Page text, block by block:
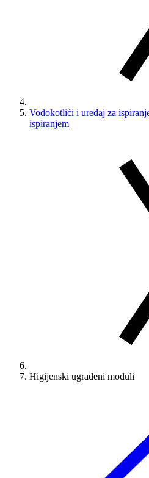
Vodokotlići i uređaj za
ispiranjem
Higijenski ugrađeni moduli